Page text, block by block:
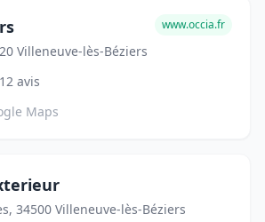
Villeneuve-lès-Béziers
www.occia.fr
12 avis
Maps
34500 Villeneuve-lès-Béziers